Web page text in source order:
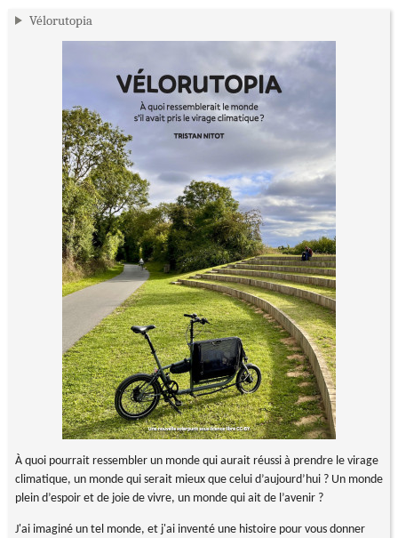
Vélorutopia
À quoi pourrait ressembler un monde qui aurait réussi à prendre le virage
climatique, un monde qui serait mieux que celui d’aujourd’hui ? Un monde
plein d’espoir et de joie de vivre, un monde qui ait de l’avenir ?
J'ai imaginé un tel monde, et j'ai inventé une histoire pour vous donner